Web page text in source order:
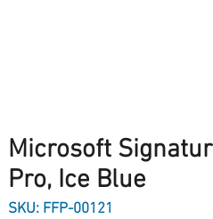
Microsoft
Pro, Ice Blue
SKU: FFP-00121